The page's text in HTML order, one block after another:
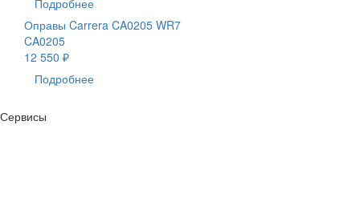
Оправы Carrera CA0205 WR7
CA0205
12 550 ₽
Подробнее
Сервисы